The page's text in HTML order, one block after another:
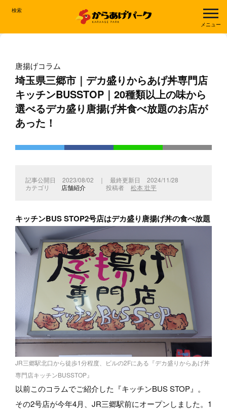
検索
メニュー
唐揚げコラム
埼玉県三郷市｜デカ盛りからあげ丼専門店
キッチンBUSSTOP｜20種類以上の味から
選べるデカ盛り唐揚げ丼食べ放題のお店が
あった！
2023/08/02 ｜
2024/11/28
店舗紹介
松本 壮平
キッチンBUS STOP2号店はデカ盛り唐揚げ丼の食べ放題
JR三郷駅北口から徒歩1分程度、ビルの2Fにある『デカ盛りからあげ丼
専門店キッチンBUSSTOP』
以前このコラムでご紹介した『キッチンBUS STOP』。
その2号店が今年4月、JR三郷駅前にオープンしました。1